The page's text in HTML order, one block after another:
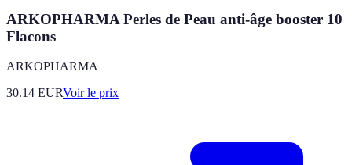
ARKOPHARMA Perles de Peau anti-âge booster 10
Flacons
ARKOPHARMA
30.14 EURVoir le prix